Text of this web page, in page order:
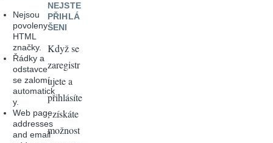
Nejsou
povoleny
HTML
značky.
Řádky a
odstavce
se zalomí
automatick
y.
Web page
addresses
and email
NEJSTE
PŘIHLÁ
ŠENI
Když se
zaregistr
ujete a
přihlásíte
, získáte
možnost